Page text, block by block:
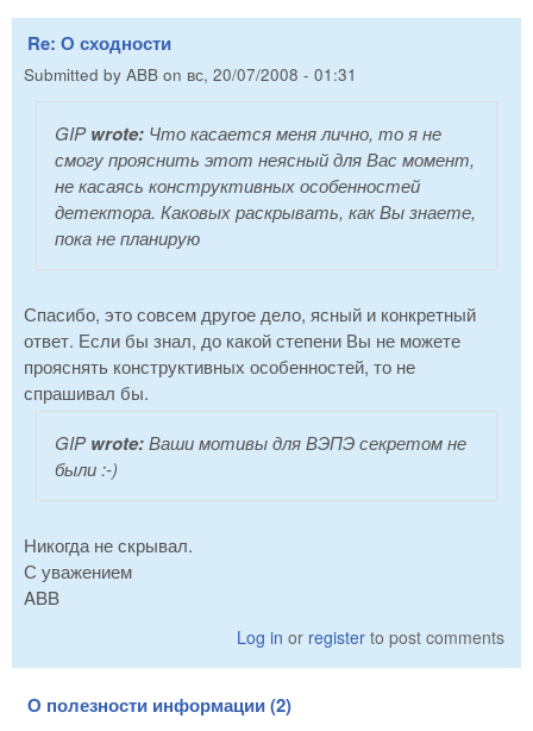
Re: О сходности
Submitted by ABB on вс, 20/07/2008 - 01:31
GIPwrote: Что касается меня лично, то я не
смогу прояснить этот неясный для Вас момент,
не касаясь конструктивных особенностей
детектора. Каковых раскрывать, как Вы знаете,
пока не планирую
Спасибо, это совсем другое дело, ясный и конкретный
ответ. Если бы знал, до какой степени Вы не можете
прояснять конструктивных особенностей, то не
спрашивал бы.
GIPwrote:Ваши мотивы для ВЭПЭ секретом не
были :-)
Никогда не скрывал.
С уважением
ABB
Log in or register to post comments
О полезности информации (2)